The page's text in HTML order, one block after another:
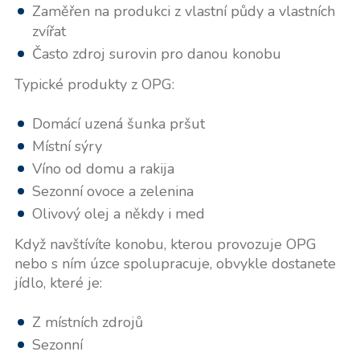
Zaměřen na produkci z vlastní půdy a vlastních
zvířat
Často zdroj surovin pro danou konobu
Typické produkty z OPG:
Domácí uzená šunka pršut
Místní sýry
Víno od domu a rakija
Sezonní ovoce a zelenina
Olivový olej a někdy i med
Když navštívíte konobu, kterou provozuje OPG
nebo s ním úzce spolupracuje, obvykle dostanete
jídlo, které je:
Z místních zdrojů
Sezonní